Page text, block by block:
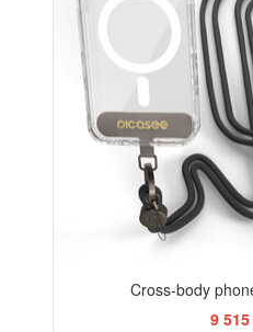
Cross-body
9